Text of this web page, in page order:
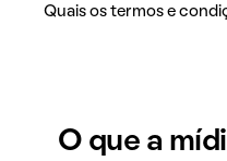
Quais os termos e
O que a